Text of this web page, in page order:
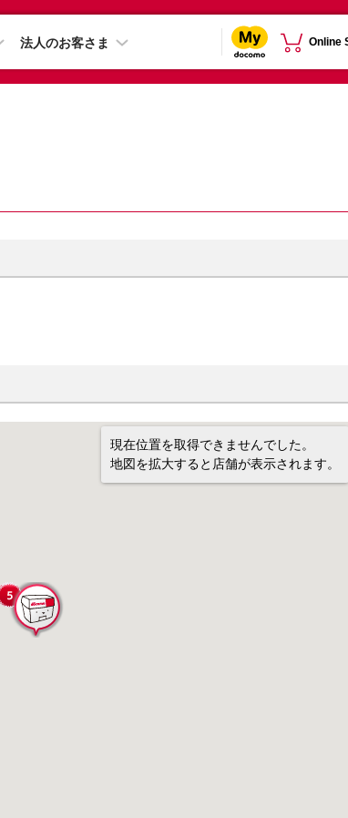
法人のお客さま Online
現在位置を取得できませんでした。
地図を拡大すると店舗が表示されます。